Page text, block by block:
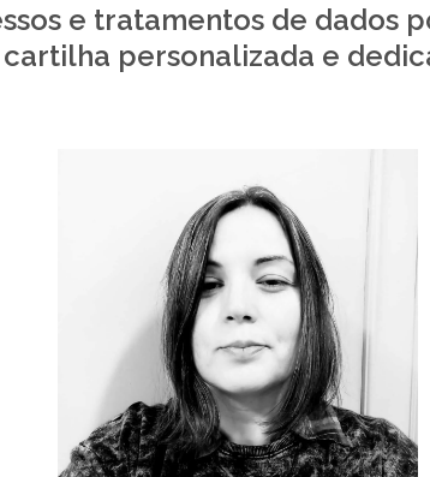
e tratamentos de dados
personalizada e